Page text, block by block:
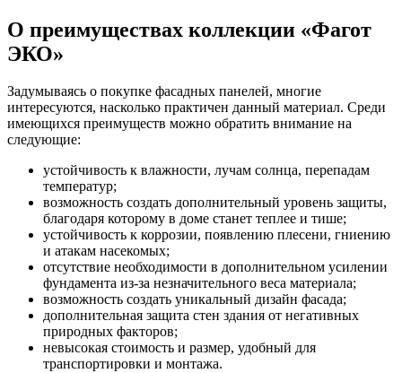
О преимуществах коллекции «Фагот
ЭКО»
Задумываясь о покупке фасадных панелей, многие
интересуются, насколько практичен данный материал. Среди
имеющихся преимуществ можно обратить внимание на
следующие:
устойчивость к влажности, лучам солнца, перепадам
температур;
возможность создать дополнительный уровень защиты,
благодаря которому в доме станет теплее и тише;
устойчивость к коррозии, появлению плесени, гниению
и атакам насекомых;
отсутствие необходимости в дополнительном усилении
фундамента из-за незначительного веса материала;
возможность создать уникальный дизайн фасада;
дополнительная защита стен здания от негативных
природных факторов;
невысокая стоимость и размер, удобный для
транспортировки и монтажа.